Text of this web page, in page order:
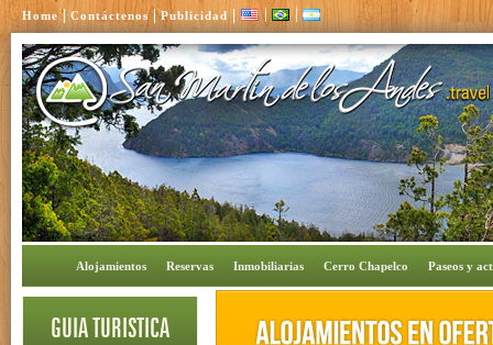
Home | Contáctenos|Publicidad|
Alojamientos Reservas Inmobiliarias Cerro Chapelco Paseos y
GUIA TURISTICA